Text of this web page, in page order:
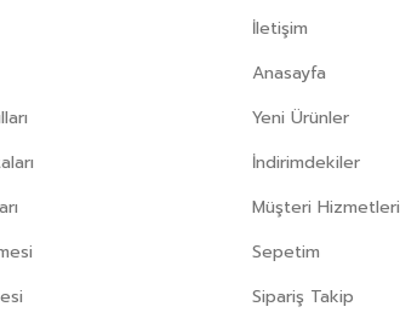
İletişim
Anasayfa
Yeni Ürünler
İndirimdekiler
Müşteri Hizmetleri
Sepetim
Sipariş Takip